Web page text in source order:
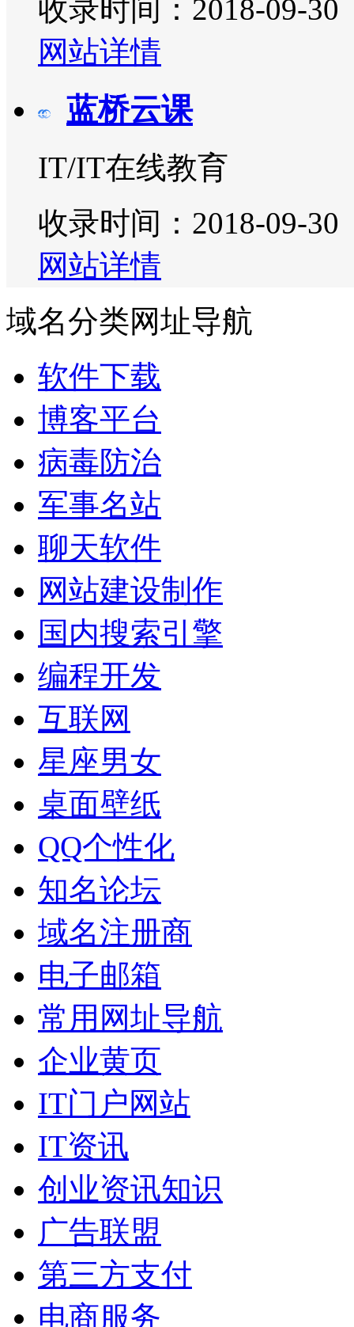
收录时间：2018-09-30
网站详情
蓝桥云课
IT/IT在线教育
收录时间：2018-09-30
网站详情
域名分类网址导航
软件下载
博客平台
病毒防治
军事名站
聊天软件
网站建设制作
国内搜索引擎
编程开发
互联网
星座男女
桌面壁纸
QQ个性化
知名论坛
域名注册商
电子邮箱
常用网址导航
企业黄页
IT门户网站
IT资讯
创业资讯知识
广告联盟
第三方支付
电商服务